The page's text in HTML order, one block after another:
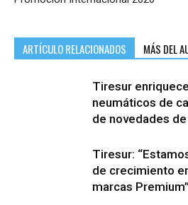
ARTÍCULO RELACIONADOS MÁS DEL
Tiresur
neumáticos de
de novedades
Tiresur:
de crecimiento
marcas Premium”